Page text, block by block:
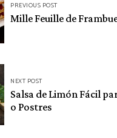
PREVIOUS POST
Mille Feuille de
NEXT POST
Salsa de Limón Fácil
o Postres